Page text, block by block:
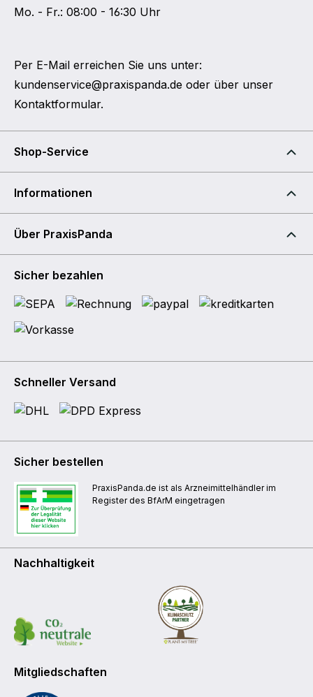
Mo. - Fr.: 08:00 - 16:30 Uhr
Per E-Mail erreichen Sie uns unter:
kundenservice@praxispanda.de oder über unser
Kontaktformular.
Shop-Service
Informationen
Über PraxisPanda
Sicher bezahlen
Schneller Versand
Sicher bestellen
PraxisPanda.de ist als Arzneimittelhändler im
Register des BfArM eingetragen
Nachhaltigkeit
Mitgliedschaften